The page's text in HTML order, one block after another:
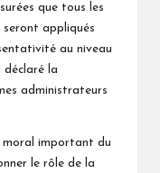
que tous les
seront appliqués
au niveau
déclaré la
administrateurs
moral important du
le rôle de la